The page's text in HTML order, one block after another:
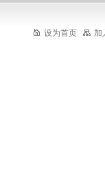
设为首页 加